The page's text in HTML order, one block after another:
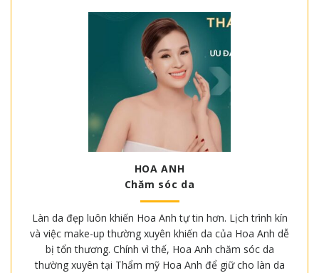
HOA ANH
Chăm sóc da
Làn da đẹp luôn khiến Hoa Anh tự tin hơn. Lịch trình kín
và việc make-up thường xuyên khiến da của Hoa Anh dễ
bị tổn thương. Chính vì thế, Hoa Anh chăm sóc da
thường xuyên tại Thẩm mỹ Hoa Anh để giữ cho làn da